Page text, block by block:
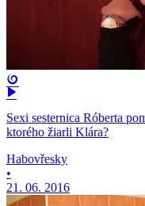
Sexi sesternica Róberta
ktorého žiarli Klára?
Habovřesky
•
21. 06. 2016